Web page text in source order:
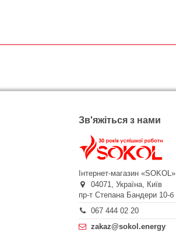
Зв'яжіться з нами
Інтернет-магазин «SOKOL»
04071,Україна, Київ
пр-т Степана Бандери 10-б
067 444 02 20
zakaz@sokol.energy